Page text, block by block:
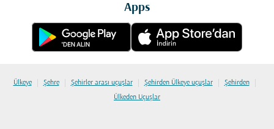
Apps
Ülkeye | Şehre | Şehirler arası uçuşlar | Şehirden Ülkeye uçuşlar | Şehirden |
Ülkeden Uçuşlar